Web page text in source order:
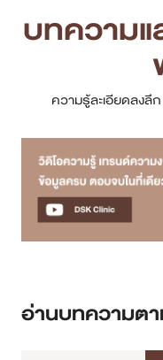
Program Acne
Program Skin
Program Body
แพทย์ของเรา
เคสรีวิว
Case Review
บทความ
บทความ
ความรู้ละเอียดลง
อ่านบทความต